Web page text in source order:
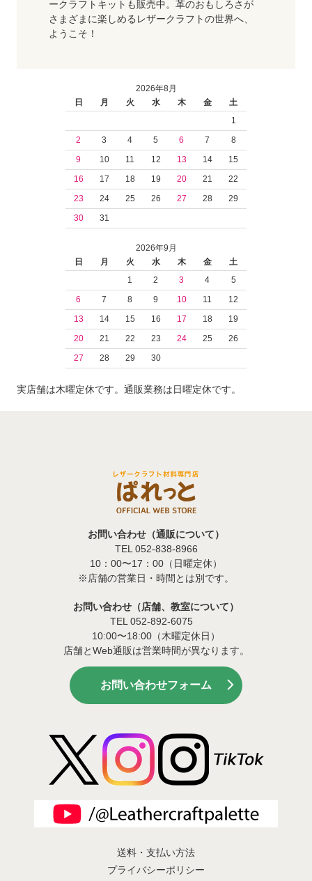
ークラフトキットも販売中。革のおもしろさが
さまざまに楽しめるレザークラフトの世界へ、
ようこそ！
2026年8月
日
月 火 水 木 金
土
1
2
3 4 5 6 7
8
9
10 11 12 13 14
15
16
17 18 19 20 21
22
23
24 25 26 27 28
29
30
31
2026年9月
日
月 火 水 木 金
土
1
2 3 4
5
6
7 8 9 10 11
12
13
14 15 16 17 18
19
20
21 22 23 24 25
26
27
28 29 30
実店舗は木曜定休です。通販業務は日曜定休です。
お問い合わせ（通販について）
TEL 052-838-8966
10：00〜17：00（日曜定休）
※店舗の営業日・時間とは別です。
お問い合わせ（店舗、教室について）
TEL 052-892-6075
10:00〜18:00（木曜定休日）
店舗とWeb通販は営業時間が異なります。
お問い合わせフォーム
送料・支払い方法
プライバシーポリシー